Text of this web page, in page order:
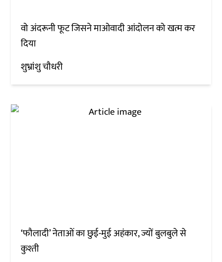
वो अंदरूनी फूट जिसने माओवादी आंदोलन को खत्म कर
दिया
शुभ्रांशु चौधरी
‘फौलादी’ नेताओं का छुई-मुई अहंकार, ज्यों बुलबुले से
कुश्ती